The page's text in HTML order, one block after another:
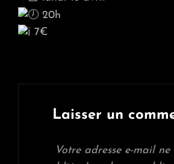
20h
7€
Laisser un
Votre adresse e-mail ne